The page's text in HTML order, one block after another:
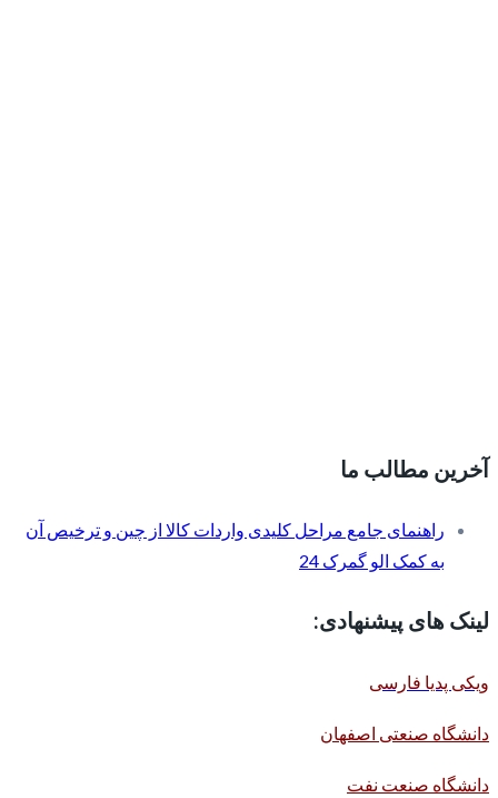
آخرین مطالب ما
راهنمای جامع مراحل کلیدی واردات کالا از چین و ترخیص آن
به کمک الو گمرک 24
لینک های پیشنهادی:
ویکی پدیا فارسی
دانشگاه صنعتی اصفهان
دانشگاه صنعت نفت